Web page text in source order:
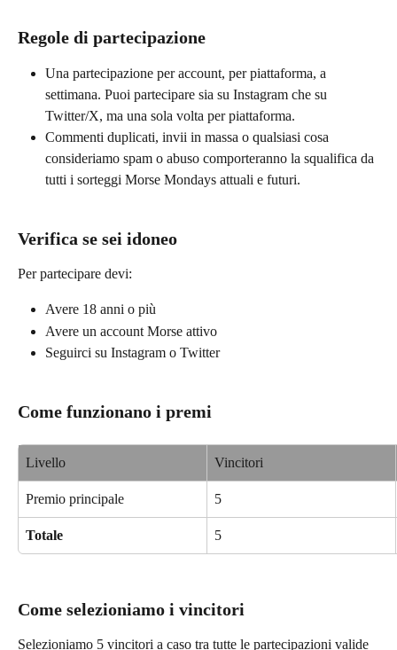
Regole di partecipazione
Una partecipazione per account, per piattaforma, a
settimana. Puoi partecipare sia su Instagram che su
Twitter/X, ma una sola volta per piattaforma.
Commenti duplicati, invii in massa o qualsiasi cosa
consideriamo spam o abuso comporteranno la squalifica da
tutti i sorteggi Morse Mondays attuali e futuri.
Verifica se sei idoneo
Per partecipare devi:
Avere 18 anni o più
Avere un account Morse attivo
Seguirci su Instagram o Twitter
Come funzionano i premi
Livello Vincitori
Premio principale 5
Totale 5
Come selezioniamo i vincitori
Selezioniamo 5 vincitori a caso tra tutte le partecipazioni valide